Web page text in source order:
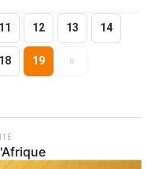
11 12 13 14
18 19 »